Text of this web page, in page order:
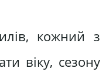
кожний з
віку, сезону